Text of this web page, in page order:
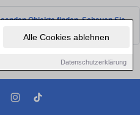
Alle Cookies ablehnen
Datenschutzerklärung
Objekte finden. Schauen Sie